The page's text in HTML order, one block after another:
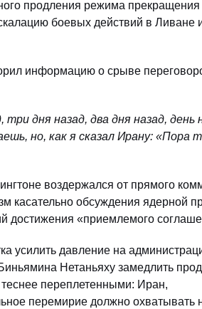
продления режима прекращения
боевых действий в Ливане
информацию о срыве
дня назад, два дня назад, день
но, как я сказал Ирану: «Пора
воздержался от прямого
касательно обсуждения ядерной
достижения «приемлемого
усилить давление на
Нетаньяху замедлить
теснее переплетенными: Иран,
перемирие должно охватывать